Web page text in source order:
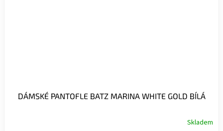
DÁMSKÉ PANTOFLE BATZ MARINA WHITE GOLD BÍLÁ
Skladem